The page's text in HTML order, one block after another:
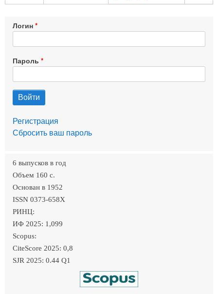
Логин
Пароль
Регистрация
Сбросить ваш пароль
6 выпусков в год
Объем 160 c.
Основан в 1952
ISSN 0373-658X
РИНЦ:
ИФ 2025: 1,099
Scopus:
CiteScore 2025: 0,8
SJR 2025: 0.44 Q1